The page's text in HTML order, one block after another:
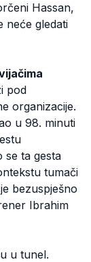
Hassan,
neće gledati
pod
organizacije.
u 98. minuti
se ta gesta
tumači
bezuspješno
Ibrahim
u tunel.